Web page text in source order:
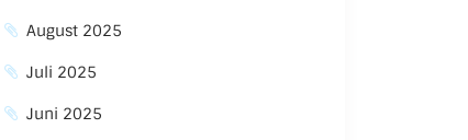
August 2025
Juli 2025
Juni 2025